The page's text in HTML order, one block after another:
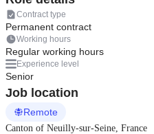
Contract type
Permanent contract
Working hours
Regular working hours
Experience level
Senior
Job location
Remote
Canton of Neuilly-sur-Seine, France